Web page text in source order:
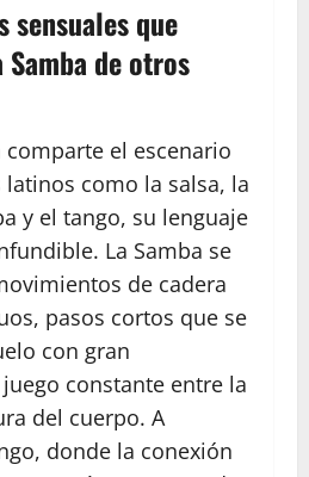
sensuales que
de otros
comparte el escenario
como la salsa, la
y el tango, su lenguaje
La Samba se
de cadera
pasos cortos que se
con gran
constante entre la
del cuerpo. A
donde la conexión